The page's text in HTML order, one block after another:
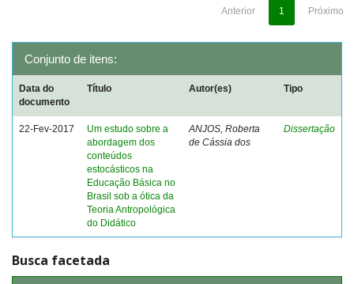
Anterior 1 Próximo
Conjunto de itens:
Data do
documento
Título Autor(es) Tipo
22-Fev-2017
Um estudo sobre a
abordagem dos
conteúdos
estocásticos na
Educação Básica no
Brasil sob a ótica da
Teoria Antropológica
do Didático
ANJOS, Roberta
de Cássia dos
Dissertação
Busca facetada